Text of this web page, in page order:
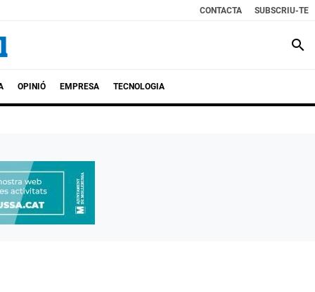
CONTACTA SUBSCRIU-TE
search
OPINIÓ EMPRESA TECNOLOGIA